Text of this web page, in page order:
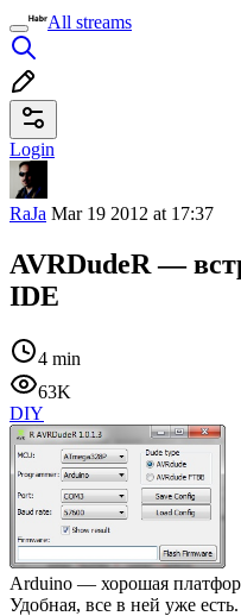
All streams
Login
RaJa Mar 19 2012 at 17:37
AVRDudeR —
IDE
4 min
63K
DIY
Arduino — хорошая
Удобная, все в ней уже есть.